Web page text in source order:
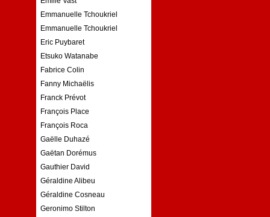
Emmanuelle Tchoukriel
Emmanuelle Tchoukriel
Eric Puybaret
Etsuko Watanabe
Fabrice Colin
Fanny Michaëlis
Franck Prévot
François Place
François Roca
Gaëlle Duhazé
Gaëtan Dorémus
Gauthier David
Géraldine Alibeu
Géraldine Cosneau
Geronimo Stilton